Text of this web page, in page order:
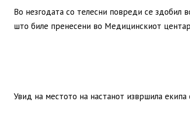
Во незгодата со телесни повреди се здобил
што биле пренесени во Медицинскиот
Увид на местото на настанот извршила